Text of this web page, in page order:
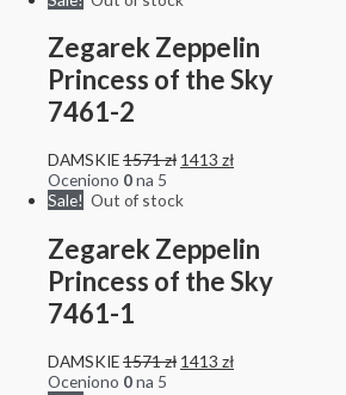
Zegarek Zeppelin
Princess of the Sky
7461-2
DAMSKIE1571zł 1413 zł
Oceniono 0na 5
Sale! Out of stock
Zegarek Zeppelin
Princess of the Sky
7461-1
DAMSKIE1571zł 1413 zł
Oceniono 0na 5